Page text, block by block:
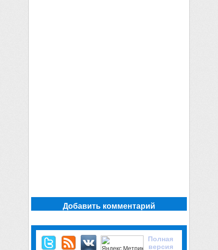
Добавить комментарий
Полная
версия